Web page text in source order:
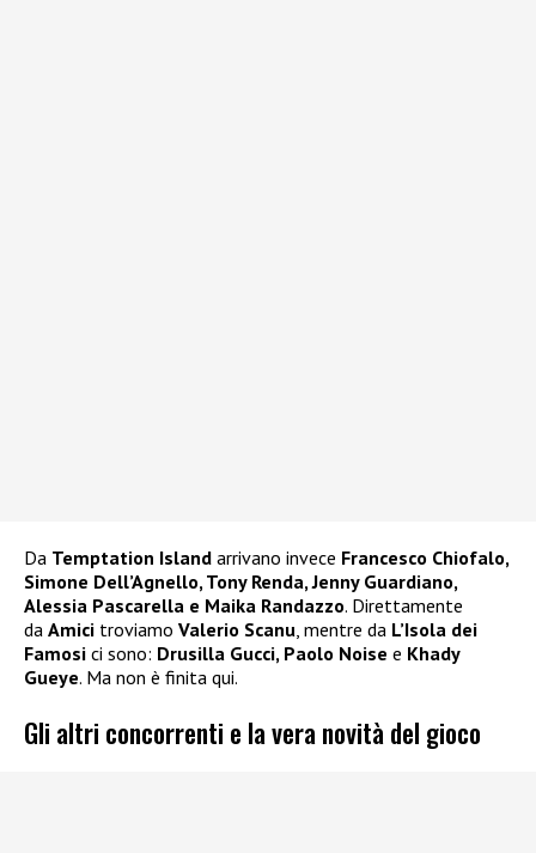
Da Temptation Island arrivano invece Francesco Chiofalo,
Simone Dell’Agnello, Tony Renda, Jenny Guardiano,
Alessia Pascarella e Maika Randazzo. Direttamente
da Amici troviamo Valerio Scanu, mentre da L’Isola dei
Famosi ci sono: Drusilla Gucci, Paolo Noise e Khady
Gueye. Ma non è finita qui.
Gli altri concorrenti e la vera novità del gioco